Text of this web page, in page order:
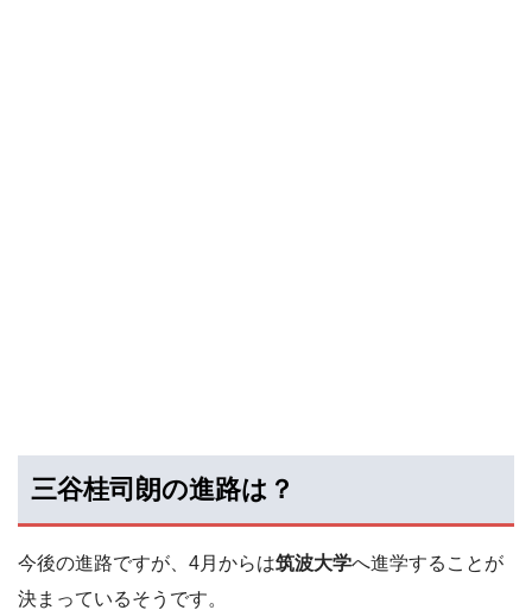
三谷桂司朗の進路は？
今後の進路ですが、4月からは筑波大学へ進学することが
決まっているそうです。